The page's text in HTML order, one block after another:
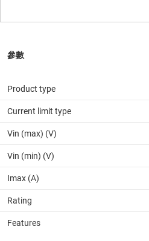
Product type
Current limit type
Vin (max) (V)
Vin (min) (V)
Imax (A)
Rating
Features